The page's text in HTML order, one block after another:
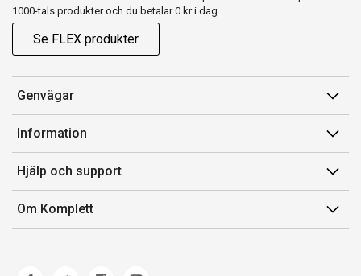
1000-tals produkter och du betalar 0 kr i dag.
Se FLEX produkter
Genvägar
Konto
Orderhistorik
Presentkort
Komplett Club
Information
Försäljningsvillkor
Medlemsvillkor for Komplett Club
Lediga tjänster
Hjälp och support
Kontakta oss
Kundservice
Om Komplett